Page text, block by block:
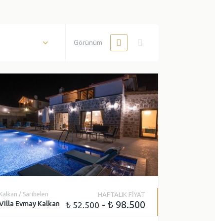
Görünüm
Kalkan / Sarıbelen
Evmay Kalkan
HAFTALIK FİYAT
₺ 52.500 - ₺ 98.500